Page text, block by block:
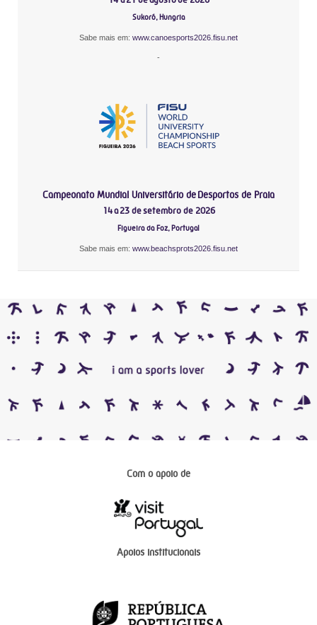
Sukoró, Hungria
Sabe mais em: www.canoesports2026.fisu.net
-
Campeonato Mundial Universitário de Desportos de Praia
14 a 23 de setembro de 2026
Figueira da Foz, Portugal
Sabe mais em: www.beachsprots2026.fisu.net
Com o apoio de
Apoios institucionais